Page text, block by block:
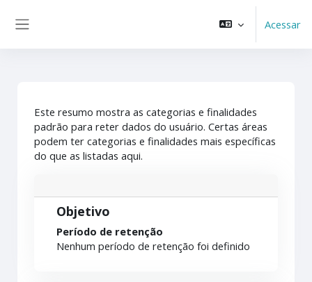
Acessar
Este resumo mostra as categorias e finalidades
padrão para reter dados do usuário. Certas áreas
podem ter categorias e finalidades mais específicas
do que as listadas aqui.
Objetivo
Período de retenção
Nenhum período de retenção foi definido